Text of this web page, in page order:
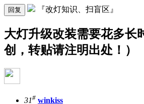
回复 『改灯知识、扫盲区』
大灯升级改装需要花多长
创，转贴请注明出处！）
31# winkiss